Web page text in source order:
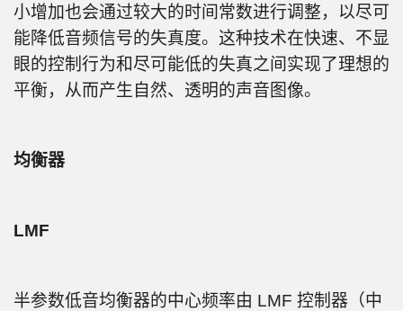
小增加也会通过较大的时间常数进行调整，以尽可
能降低音频信号的失真度。这种技术在快速、不显
眼的控制行为和尽可能低的失真之间实现了理想的
平衡，从而产生自然、透明的声音图像。
均衡器
LMF
半参数低音均衡器的中心频率由 LMF 控制器（中